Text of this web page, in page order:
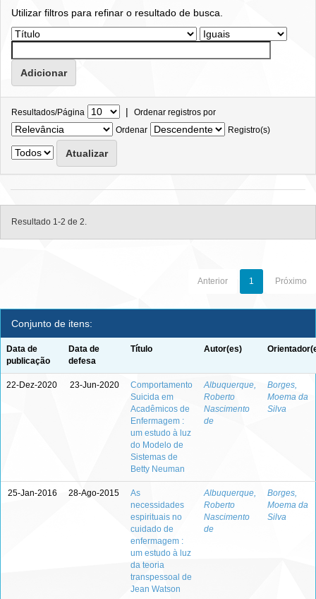
Utilizar filtros para refinar o resultado de busca.
Resultados/Página | Ordenar registros por
Ordenar
Registro(s)
Resultado 1-2 de 2.
Anterior 1 Próximo
Conjunto de itens:
Data de
publicação
Data de
defesa
Título Autor(es)
22-Dez-2020 23-Jun-2020
Comportamento
Suicida em
Acadêmicos de
Enfermagem :
um estudo à luz
do Modelo de
Sistemas de
Betty Neuman
Albuquerque,
Roberto
Nascimento
de
Borges,
Moema da
Silva
25-Jan-2016 28-Ago-2015
As
necessidades
espirituais no
cuidado de
enfermagem :
um estudo à luz
da teoria
transpessoal de
Jean Watson
Albuquerque,
Roberto
Nascimento
de
Borges,
Moema da
Silva